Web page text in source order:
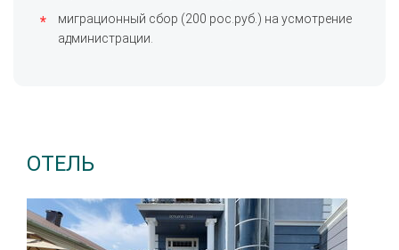
миграционный сбор (200 рос.руб.) на усмотрение
администрации.
ОТЕЛЬ